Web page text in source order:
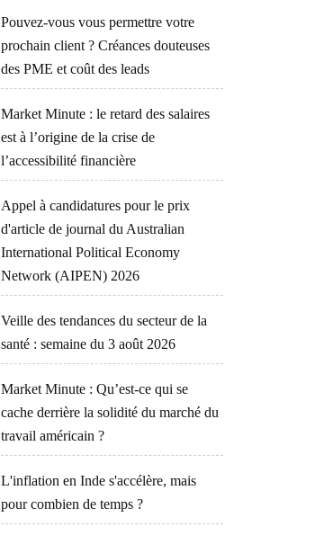
Pouvez-vous vous permettre votre
prochain client ? Créances douteuses
des PME et coût des leads
Market Minute : le retard des salaires
est à l’origine de la crise de
l’accessibilité financière
Appel à candidatures pour le prix
d'article de journal du Australian
International Political Economy
Network (AIPEN) 2026
Veille des tendances du secteur de la
santé : semaine du 3 août 2026
Market Minute : Qu’est-ce qui se
cache derrière la solidité du marché du
travail américain ?
L'inflation en Inde s'accélère, mais
pour combien de temps ?